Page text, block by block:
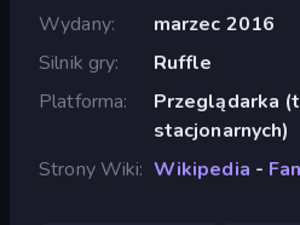
Wydany
marzec 2016
Silnik gry
Ruffle
Platforma
Przeglądarka
stacjonarnych)
Strony Wiki Wikipedia -